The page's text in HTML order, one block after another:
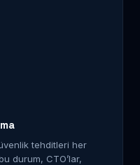
tehditleri her
durum, CTO’lar,